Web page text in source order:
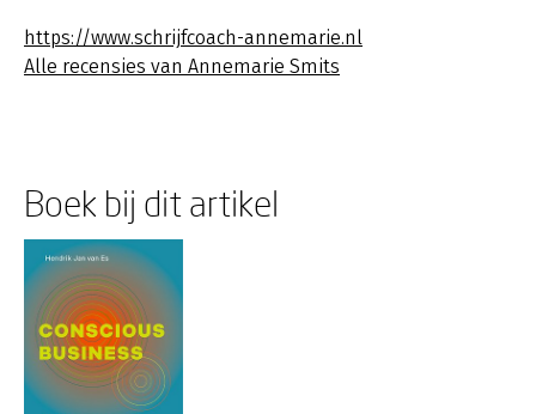
https://www.schrijfcoach-annemarie.nl
Alle recensies van Annemarie Smits
Boek bij dit artikel